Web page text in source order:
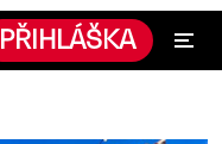
PŘIHLÁŠKA